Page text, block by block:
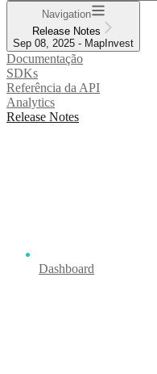
Navigation
Release Notes
Sep 08, 2025 - MapInvest
Documentação
SDKs
Referência da API
Analytics
Release Notes
Dashboard